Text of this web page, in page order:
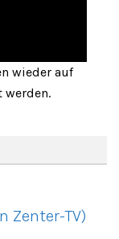
wieder auf
werden.
Zenter-TV)